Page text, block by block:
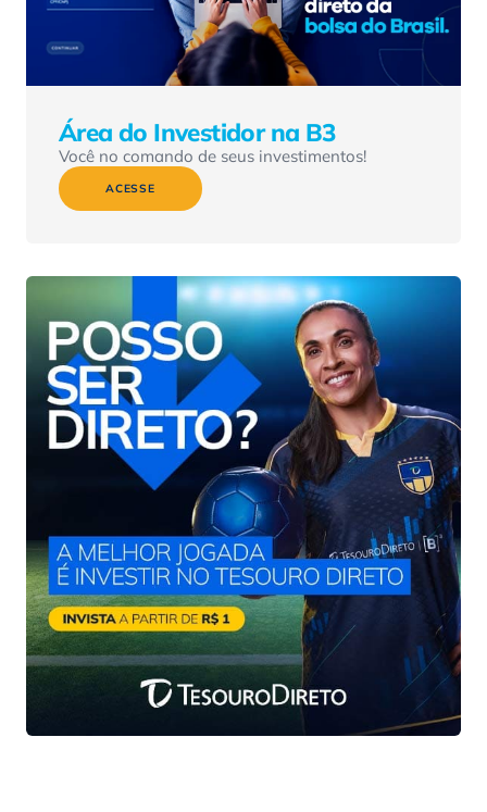
Área do Investidor na B3
Você no comando de seus investimentos!
ACESSE